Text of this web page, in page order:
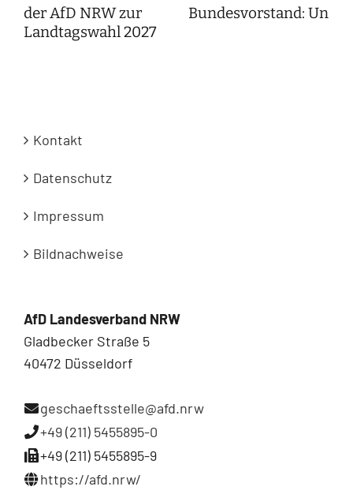
der AfD NRW zur
Landtagswahl 2027
Bundesvorstand:
Kontakt
Datenschutz
Impressum
Bildnachweise
AfD Landesverband NRW
Gladbecker Straße 5
40472 Düsseldorf
geschaeftsstelle@afd.nrw
+49 (211) 5455895-0
+49 (211) 5455895-9
https://afd.nrw/